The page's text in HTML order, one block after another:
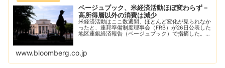
ベージュブック、米経済活動ほぼ変わらず－
高所得層以外の消費は減少
米経済活動はここ数週間、ほとんど変化が見られなか
ったと、連邦準備制度理事会（FRB）が26日公表した
地区連銀経済報告（ベージュブック）で指摘した。一
www.bloomberg.co.jp